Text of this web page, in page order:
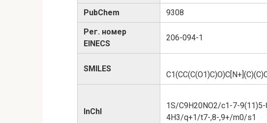
PubChem 9308
Рег. номер
EINECS
206-094-1
SMILES
InChI
1S/C9H20NO2/c1-7-
4H3/q+1/t7-,8-,9+/m0/s1